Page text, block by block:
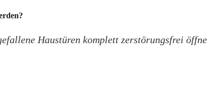
Haustüren komplett zerstörungsfrei